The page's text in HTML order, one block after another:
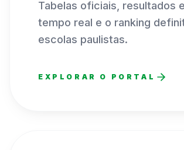
Tabelas oficiais, resultados
tempo real e o ranking
escolas paulistas.
EXPLORAR O PORTAL